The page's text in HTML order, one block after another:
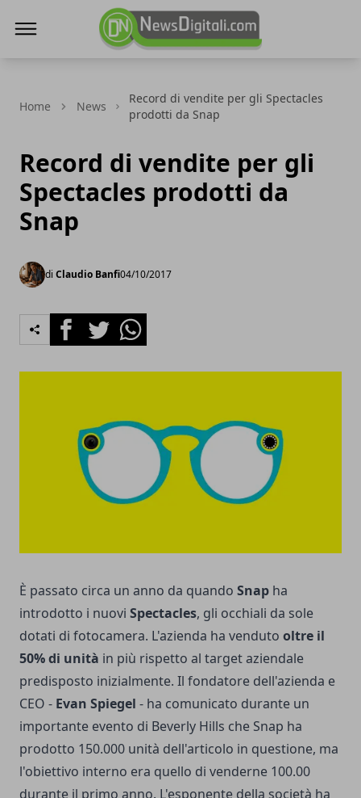
Home News
Record di vendite per gli Spectacles
prodotti da Snap
Record di vendite per gli
Spectacles prodotti da
Snap
di Claudio Banfi04/10/2017
FacebookTwitterWhatsapp
È passato circa un anno da quando Snap ha
introdotto i nuovi Spectacles, gli occhiali da sole
dotati di fotocamera. L'azienda ha venduto oltre il
50% di unità in più rispetto al target aziendale
predisposto inizialmente. Il fondatore dell'azienda e
CEO - Evan Spiegel - ha comunicato durante un
importante evento di Beverly Hills che Snap ha
prodotto 150.000 unità dell'articolo in questione, ma
l'obiettivo interno era quello di venderne 100.00
durante il primo anno. L'esponente della società ha